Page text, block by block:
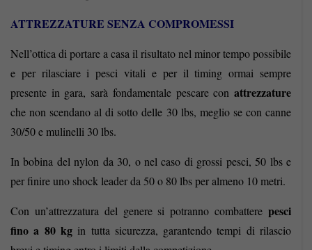
ATTREZZATURE SENZA COMPROMESSI
Nell’ottica di portare a casa il risultato nel minor tempo possibile
e per rilasciare i pesci vitali e per il timing ormai sempre
presente in gara, sarà fondamentale pescare con attrezzature
che non scendano al di sotto delle 30 lbs, meglio se con canne
30/50 e mulinelli 30 lbs.
In bobina del nylon da 30, o nel caso di grossi pesci, 50 lbs e
per finire uno shock leader da 50 o 80 lbs per almeno 10 metri.
Con un’attrezzatura del genere si potranno combattere pesci
fino a 80 kgin tutta sicurezza, garantendo tempi di rilascio